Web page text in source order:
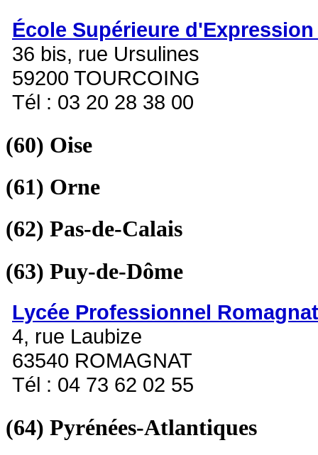
École Supérieure
36 bis, rue Ursulines
59200 TOURCOING
Tél : 03 20 28 38 00
(60) Oise
(61) Orne
(62) Pas-de-Calais
(63) Puy-de-Dôme
Lycée Professionnel Romagnat
4, rue Laubize
63540 ROMAGNAT
Tél : 04 73 62 02 55
(64) Pyrénées-Atlantiques